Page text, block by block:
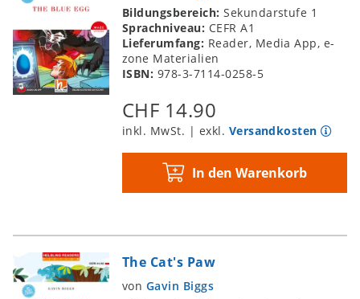
Bildungsbereich:Sekundarstufe 1
Sprachniveau: CEFR A1
Lieferumfang: Reader, Media App, e-
zone Materialien
ISBN: 978-3-7114-0258-5
CHF 14.90
inkl. MwSt. | exkl. Versandkosten
In den Warenkorb
The Cat's Paw
von Gavin Biggs